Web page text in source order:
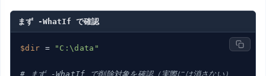
まず -WhatIf で確認
$dir = "C:\data"
# まず -WhatIf で削除対象を確認（実際には消さない）